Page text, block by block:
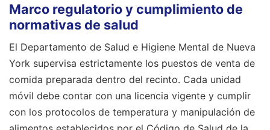
Marco regulatorio y cumplimiento de
normativas de salud
El Departamento de Salud e Higiene Mental de Nueva
York supervisa estrictamente los puestos de venta de
comida preparada dentro del recinto. Cada unidad
móvil debe contar con una licencia vigente y cumplir
con los protocolos de temperatura y manipulación de